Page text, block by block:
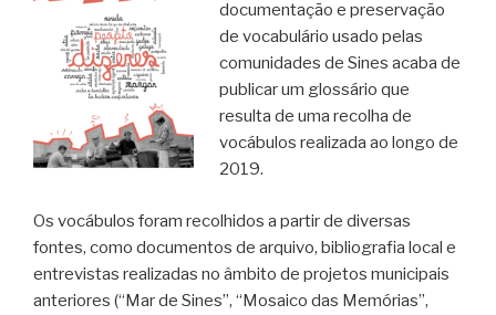
documentação e preservação
de vocabulário usado pelas
comunidades de Sines acaba de
publicar um glossário que
resulta de uma recolha de
vocábulos realizada ao longo de
2019.
Os vocábulos foram recolhidos a partir de diversas
fontes, como documentos de arquivo, bibliografia local e
entrevistas realizadas no âmbito de projetos municipais
anteriores (“Mar de Sines”, “Mosaico das Memórias”,